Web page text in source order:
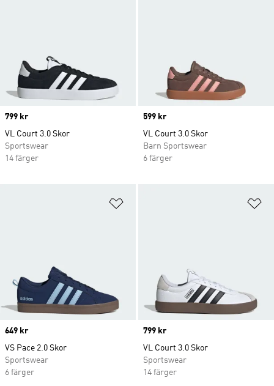
Price
799 kr
VL Court 3.0 Skor
Sportswear
14 färger
Price
599 kr
VL Court 3.0 Skor
Barn Sportswear
6 färger
Price
649 kr
VS Pace 2.0 Skor
Sportswear
6 färger
Price
799 kr
VL Court 3.0 Skor
Sportswear
14 färger